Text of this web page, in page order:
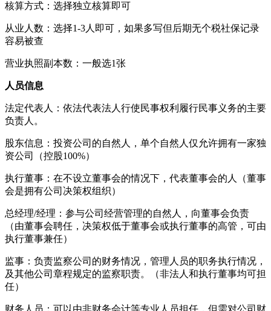
核算方式：选择独立核算即可
从业人数：选择1-3人即可，如果多写但后期无个税社保记录
容易被查
营业执照副本数：一般选1张
人员信息
法定代表人：依法代表法人行使民事权利履行民事义务的主要
负责人。
股东信息：投资公司的自然人，单个自然人仅允许拥有一家独
资公司（控股100%）
执行董事：在不设立董事会的情况下，代表董事会的人（董事
会是拥有公司决策权组织）
总经理/经理：参与公司经营管理的自然人，向董事会负责
（由董事会聘任，决策权低于董事会或执行董事的高管，可由
执行董事兼任）
监事：负责监察公司的财务情况，管理人员的职务执行情况，
及其他公司章程规定的监察职责。（非法人和执行董事均可担
任）